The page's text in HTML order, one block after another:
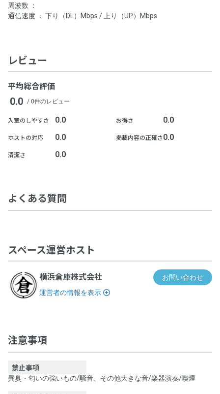
周波数 ：
通信速度 ： 下り（DL）Mbps / 上り（UP）Mbps
レビュー
平均総合評価
0.0 / 0件のレビュー
入室のしやすさ 0.0
ホストの対応 0.0
清潔さ 0.0
お得さ 0.0
掲載内容の正確さ 0.0
よくある質問
スペース運営ホスト
横浜倉庫株式会社
お問い合わせ
運営者の情報を表示
注意事項
禁止事項
異臭・匂いの強いもの/騒音、その他大きな音/楽器演奏/喫煙